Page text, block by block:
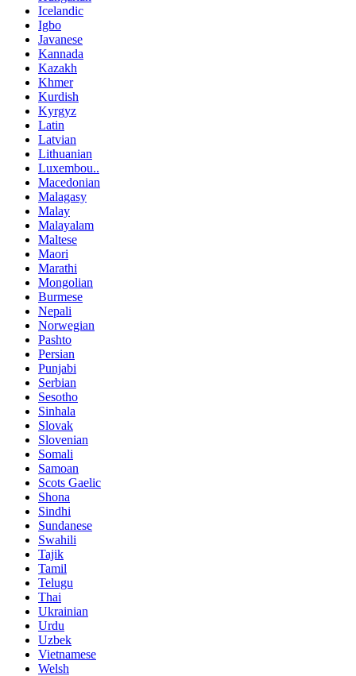
Icelandic
Igbo
Javanese
Kannada
Kazakh
Khmer
Kurdish
Kyrgyz
Latin
Latvian
Lithuanian
Luxembou..
Macedonian
Malagasy
Malay
Malayalam
Maltese
Maori
Marathi
Mongolian
Burmese
Nepali
Norwegian
Pashto
Persian
Punjabi
Serbian
Sesotho
Sinhala
Slovak
Slovenian
Somali
Samoan
Scots Gaelic
Shona
Sindhi
Sundanese
Swahili
Tajik
Tamil
Telugu
Thai
Ukrainian
Urdu
Uzbek
Vietnamese
Welsh